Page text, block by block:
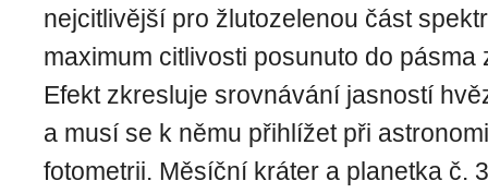
nejcitlivější pro žlutozelenou část
maximum citlivosti posunuto do pásma
Efekt zkresluje srovnávání jasností
a musí se k němu přihlížet při
fotometrii. Měsíční kráter a planetka č.